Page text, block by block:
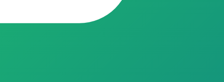
certo! Aqui o nosso time garimpa a internet 24h por dia para